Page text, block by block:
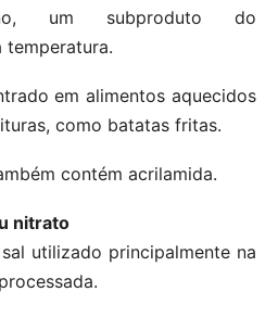
um subproduto do
temperatura.
em alimentos aquecidos
como batatas fritas.
contém acrilamida.
nitrato
utilizado principalmente na